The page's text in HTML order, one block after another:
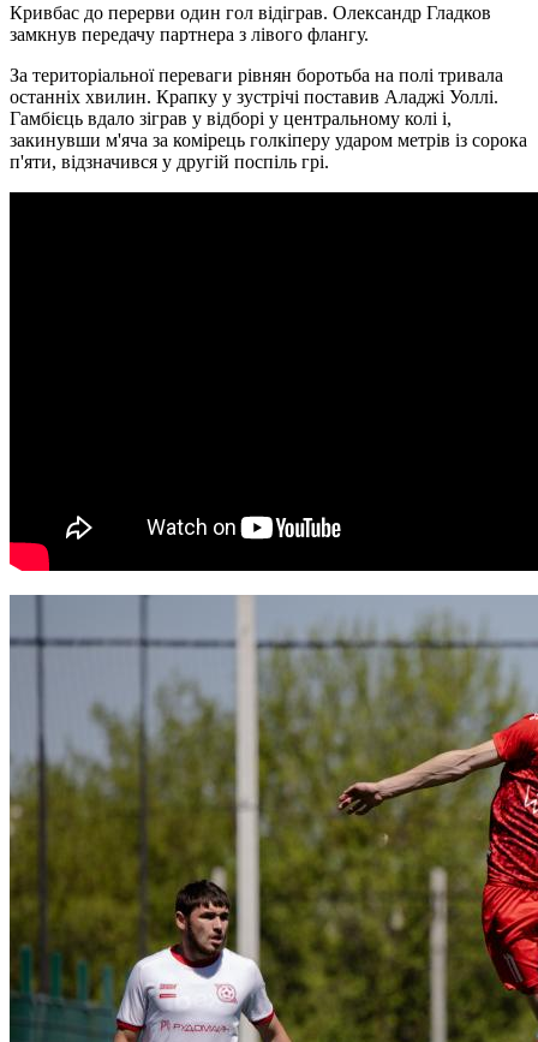
Кривбас до перерви один гол відіграв. Олександр Гладков
замкнув передачу партнера з лівого флангу.
За територіальної переваги рівнян боротьба на полі тривала
останніх хвилин. Крапку у зустрічі поставив Аладжі Уоллі.
Гамбієць вдало зіграв у відборі у центральному колі і,
закинувши м'яча за комірець голкіперу ударом метрів із сорока
п'яти, відзначився у другій поспіль грі.